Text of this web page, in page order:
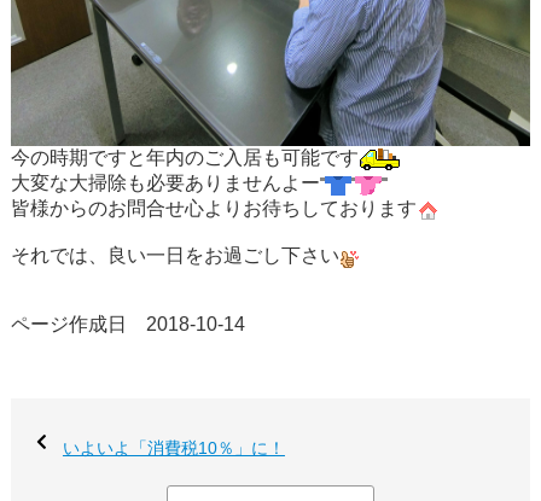
今の時期ですと年内のご入居も可能です
大変な大掃除も必要ありませんよー
皆様からのお問合せ心よりお待ちしております
それでは、良い一日をお過ごし下さい
ページ作成日 2018-10-14
いよいよ「消費税10％」に！